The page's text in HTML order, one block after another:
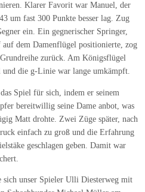
Klarer Favorit war Manuel, der
um fast 300 Punkte besser lag. Zug
ein. Ein gegnerischer Springer,
dem Damenflügel positionierte, zog
zurück. Am Königsflügel
und die g-Linie war lange umkämpft.
Spiel für sich, indem er seinem
bereitwillig seine Dame anbot, was
Matt drohte. Zwei Züge später, nach
einfach zu groß und die Erfahrung
geschlagen geben. Damit war
sich unser Spieler Ulli Diesterweg mit